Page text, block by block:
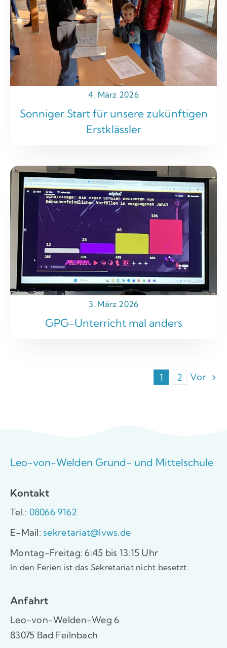
4. März 2026
Sonniger Start für unsere zukünftigen
Erstklässler
3. März 2026
GPG-Unterricht mal anders
1 2 Vor
Leo-von-Welden Grund- und Mittelschule
Kontakt
Tel.: 08066 9162
E-Mail: sekretariat@lvws.de
Montag-Freitag: 6:45 bis 13:15 Uhr
In den Ferien ist das Sekretariat nicht besetzt.
Anfahrt
Leo-von-Welden-Weg 6
83075 Bad Feilnbach